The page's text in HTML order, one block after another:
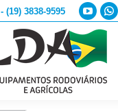
(19) 3838-9595
page
opens
in
new